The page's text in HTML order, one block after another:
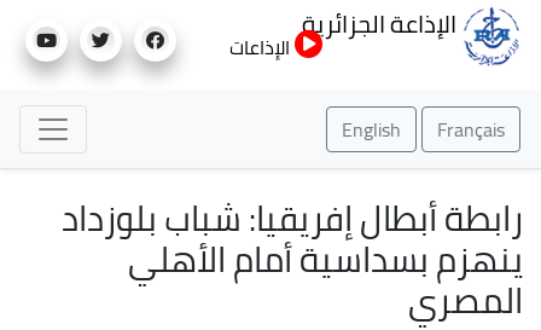
إلى
الإذاعة الجزائرية
الإذاعات
Français
English
رابطة أبطال إفريقيا: شباب بلوزداد
ينهزم بسداسية أمام الأهلي
المصري